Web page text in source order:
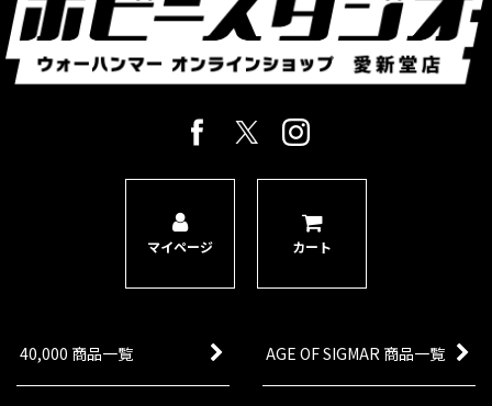
ゲーム「ウォーハンマー：エイジ・オヴ・シグマ
ー」スレイヴ・トゥ・ダークネスのバトルライン
ユニットとなるマルチパーツプラスチック製プッ
シュフィット式シタデルミニチュア5体。ボック
スセット「スタートコレク…
[スレイヴ・トゥ・ダークネス] ケイオス・ウォリ
ゲーム「ウォーハンマー：エイジ・オヴ・シグマ
ユニットとなるマルチパーツプラスチック製シタ
マイページ カート
40,000 商品一覧 AGE OF SIGMAR 商品一覧